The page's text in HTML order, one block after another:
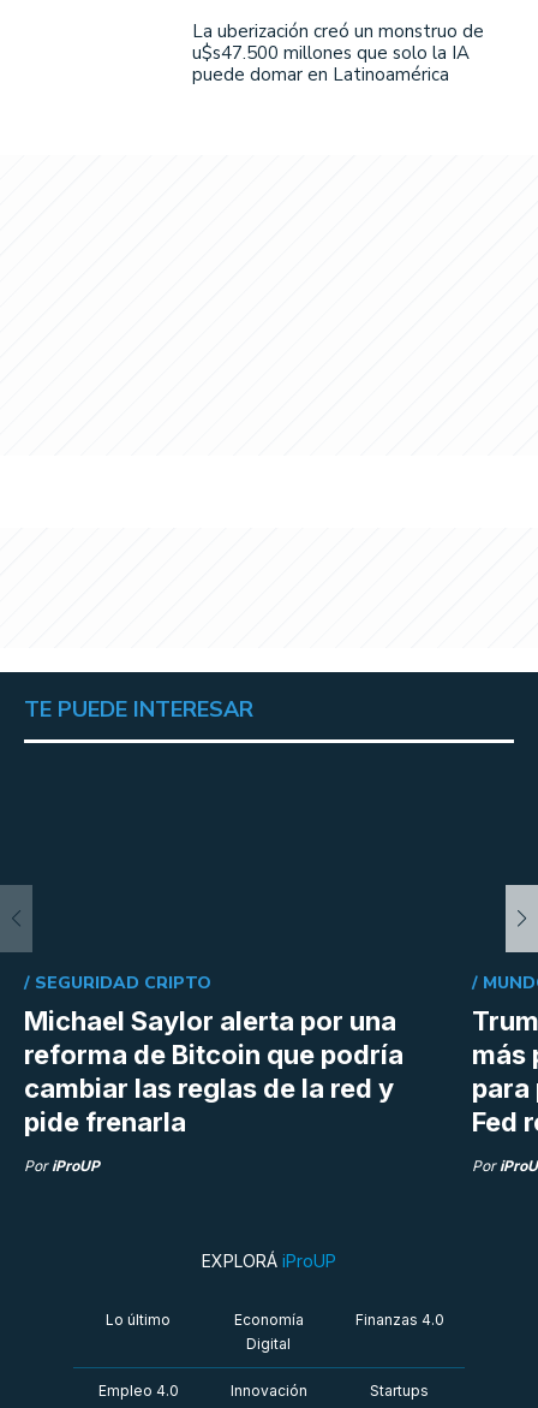
La uberización creó un monstruo de
u$s47.500 millones que solo la IA
puede domar en Latinoamérica
TE PUEDE INTERESAR
Michael Saylor alerta por una
reforma de Bitcoin que podría
cambiar las reglas de la red y
pide frenarla
/ SEGURIDAD CRIPTO
PoriProUP
más
para
Fed
/
Por
EXPLORÁ iProUP
Lo último
Economía
Digital
Finanzas 4.0
Empleo 4.0 Innovación Startups